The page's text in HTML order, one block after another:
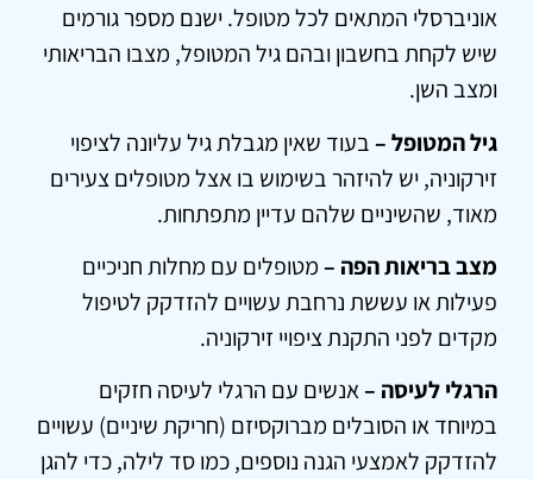
אוניברסלי המתאים לכל מטופל. ישנם מספר גורמים
שיש לקחת בחשבון ובהם גיל המטופל, מצבו הבריאותי
ומצב השן.
גיל המטופל –בעוד שאין מגבלת גיל עליונה לציפוי
זירקוניה, יש להיזהר בשימוש בו אצל מטופלים צעירים
מאוד, שהשיניים שלהם עדיין מתפתחות.
מצב בריאות הפה –מטופלים עם מחלות חניכיים
פעילות או עששת נרחבת עשויים להזדקק לטיפול
מקדים לפני התקנת ציפויי זירקוניה.
הרגלי לעיסה –אנשים עם הרגלי לעיסה חזקים
במיוחד או הסובלים מברוקסיזם (חריקת שיניים) עשויים
להזדקק לאמצעי הגנה נוספים, כמו סד לילה, כדי להגן